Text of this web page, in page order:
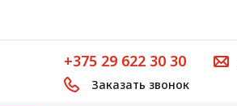
+375 29 622 30 30
Заказать звонок